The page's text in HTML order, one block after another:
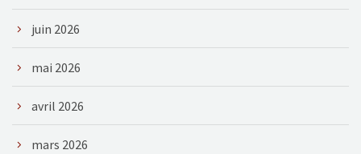
juin 2026
mai 2026
avril 2026
mars 2026